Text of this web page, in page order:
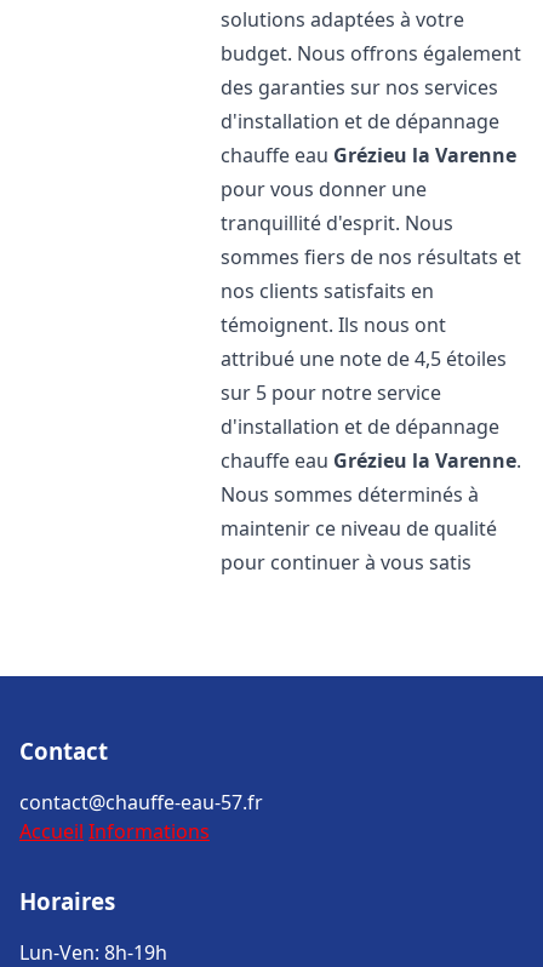
solutions adaptées à votre
budget. Nous offrons également
des garanties sur nos services
d'installation et de dépannage
chauffe eau Grézieu la Varenne
pour vous donner une
tranquillité d'esprit. Nous
sommes fiers de nos résultats et
nos clients satisfaits en
témoignent. Ils nous ont
attribué une note de 4,5 étoiles
sur 5 pour notre service
d'installation et de dépannage
chauffe eau Grézieu la Varenne.
Nous sommes déterminés à
maintenir ce niveau de qualité
pour continuer à vous satis
Contact
contact@chauffe-eau-57.fr
Accueil Informations
Horaires
Lun-Ven: 8h-19h